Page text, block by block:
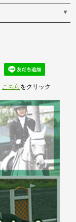
▼
こちら をクリック